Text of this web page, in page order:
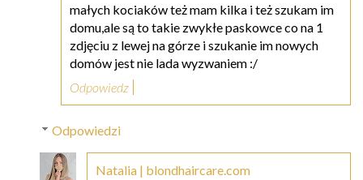
małych kociaków też mam kilka i też szukam im
domu,ale są to takie zwykłe paskowce co na 1
zdjęciu z lewej na górze i szukanie im nowych
domów jest nie lada wyzwaniem :/
Odpowiedz
Odpowiedzi
Natalia | blondhaircare.com